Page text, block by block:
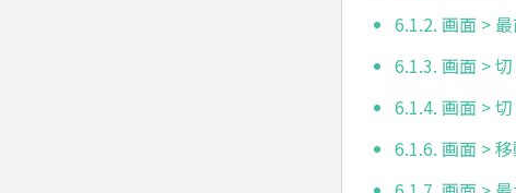
6.1.2. 画面 >
6.1.3. 画面 > 切
6.1.4. 画面 > 切
6.1.6. 画面 >